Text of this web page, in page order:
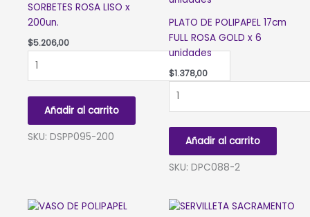
cantidad
SORBETES ROSA LISO x
200un.
$5.206,00
ROSA
200un.
cantidad
Añadir al carrito
SKU: DSPP095-200
PLATO DE POLIPAPEL 17cm
FULL ROSA GOLD x 6
unidades
$1.378,00
DE
17cm
FULL
ROSA
6
Añadir al carrito
SKU: DPC088-2